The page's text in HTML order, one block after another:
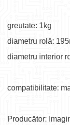
greutate: 1kg
diametru rolă:
diametru interior
compatibilitate:
Producător: